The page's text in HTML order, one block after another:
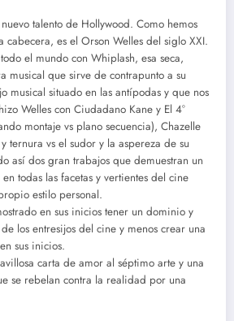
talento de Hollywood. Como hemos
cabecera, es el Orson Welles del siglo XXI.
el mundo con Whiplash, esa seca,
musical que sirve de contrapunto a su
musical situado en las antípodas y que nos
Welles con Ciudadano Kane y El 4°
montaje vs plano secuencia), Chazelle
ternura vs el sudor y la aspereza de su
así dos gran trabajos que demuestran un
todas las facetas y vertientes del cine
estilo personal.
en sus inicios tener un dominio y
los entresijos del cine y menos crear una
sus inicios.
carta de amor al séptimo arte y una
se rebelan contra la realidad por una